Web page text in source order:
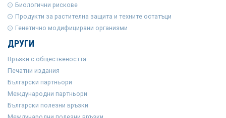
Биологични рискове
Продукти за растителна защита и техните остатъци
Генетично модифицирани организми
ДРУГИ
Връзки с обществеността
Печатни издания
Български партньори
Международни партньори
Български полезни връзки